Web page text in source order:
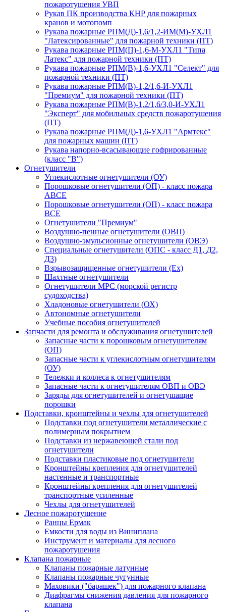
пожаротушения УВП
Рукав ПК производства КНР для пожарных
кранов и мотопомп
Рукава пожарные РПМ(Д)-1,6/1,2-ИМ(M)-УХЛ1
"Латексированные" для пожарной техники (ПТ)
Рукава пожарные РПМ(П)-1,6-М-УХЛ1 "Типа
Латекс" для пожарной техники (ПТ)
Рукава пожарные РПМ(В)-1,6-УХЛ1 "Селект" для
пожарной техники (ПТ)
Рукава пожарные РПМ(В)-1,2/1,6-И-УХЛ1
"Премиум" для пожарной техники (ПТ)
Рукава пожарные РПМ(В)-1,2/1,6/3,0-И-УХЛ1
"Эксперт" для мобильных средств пожаротушения
(ПТ)
Рукава пожарные РПМ(Д)-1,6-УХЛ1 "Армтекс"
для пожарных машин (ПТ)
Рукава напорно-всасывающие гофрированные
(класс "В")
Огнетушители
Углекислотные огнетушители (ОУ)
Порошковые огнетушители (ОП) - класс пожара
АВСЕ
Порошковые огнетушители (ОП) - класс пожара
ВСЕ
Огнетушители "Премиум"
Воздушно-пенные огнетушители (ОВП)
Воздушно-эмульсионные огнетушители (ОВЭ)
Специальные огнетушители (ОПС - класс Д1, Д2,
Д3)
Взрывозащищенные огнетушители (Ex)
Шахтные огнетушители
Огнетушители МРС (морской регистр
судоходства)
Хладоновые огнетушители (ОХ)
Автономные огнетушители
Учебные пособия огнетушителей
Запчасти для ремонта и обслуживания огнетушителей
Запасные части к порошковым огнетушителям
(ОП)
Запасные части к углекислотным огнетушителям
(ОУ)
Тележки и коллеса к огнетушителям
Запасные части к огнетушителям ОВП и ОВЭ
Заряды для огнетушителей и огнетушащие
порошки
Подставки, кронштейны и чехлы для огнетушителей
Подставки под огнетушители металлические с
полимерным покрытием
Подставки из нержавеющей стали под
огнетушители
Подставки пластиковые под огнетушители
Кронштейны крепления для огнетушителей
настенные и транспортные
Кронштейны крепления для огнетушителей
транспортные усиленные
Чехлы для огнетушителей
Лесное пожаротушение
Ранцы Ермак
Емкости для воды из Виниплана
Инструмент и материалы для лесного
пожаротушения
Клапана пожарные
Клапаны пожарные латунные
Клапаны пожарные чугунные
Маховики ("барашек") для пожарного клапана
Диафрагмы снижения давления для пожарного
клапана